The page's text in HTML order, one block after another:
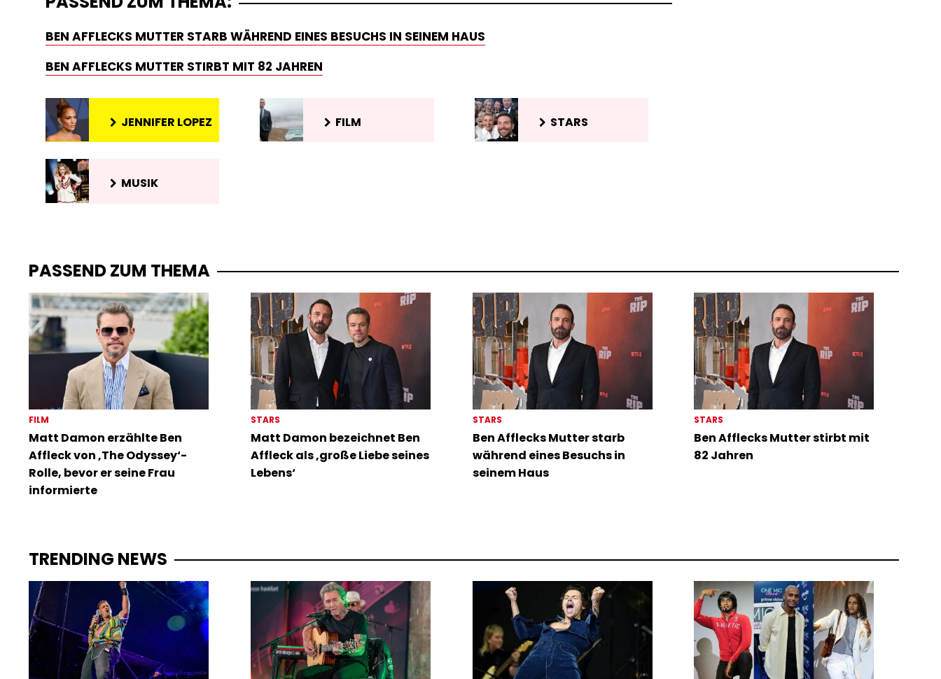
BEN AFFLECKS MUTTER STARB WÄHREND EINES BESUCHS IN SEINEM HAUS
BEN AFFLECKS MUTTER STIRBT MIT 82 JAHREN
JENNIFER LOPEZ FILM STARS
MUSIK
PASSEND ZUM THEMA
FILM
Matt Damon erzählte Ben
Affleck von ‚The Odyssey‘-
Rolle, bevor er seine Frau
informierte
STARS
Matt Damon bezeichnet Ben
Affleck als ‚große Liebe seines
Lebens‘
STARS
Ben Afflecks Mutter starb
während eines Besuchs in
seinem Haus
STARS
Ben Afflecks Mutter stirbt mit
82 Jahren
TRENDING NEWS